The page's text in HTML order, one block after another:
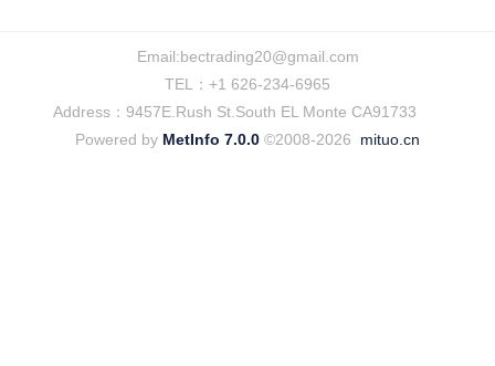
Email:bectrading20@gmail.com
TEL：+1 626-234-6965
Address：9457E.Rush St.South EL Monte CA91733
Powered by MetInfo 7.0.0 ©2008-2026 mituo.cn